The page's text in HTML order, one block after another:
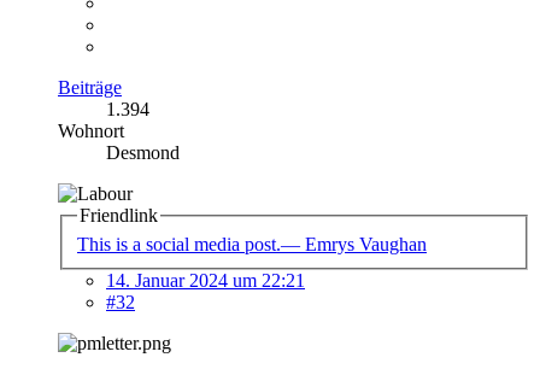
Beiträge
1.394
Wohnort
Desmond
Friendlink
This is a social media post.— Emrys Vaughan
14. Januar 2024 um 22:21
#32